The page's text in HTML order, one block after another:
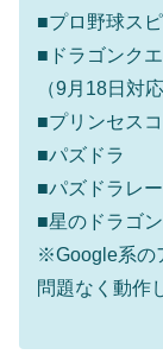
■プロ野球ス
■ドラゴンク
（9月18日対応
■プリンセス
■パズドラ
■パズドラレ
■星のドラゴ
※Google系の
問題なく動作